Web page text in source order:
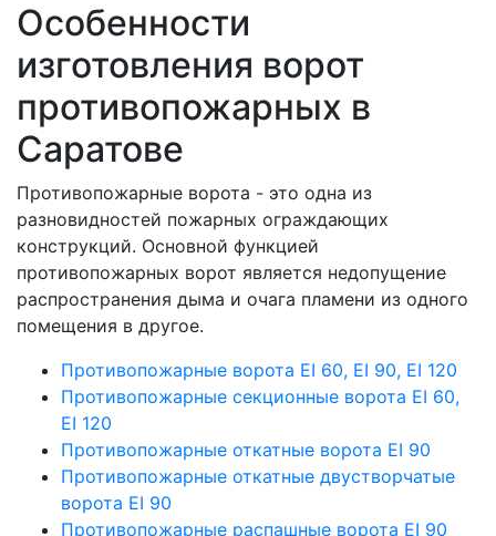
Особенности
изготовления ворот
противопожарных в
Саратове
Противопожарные ворота - это одна из
разновидностей пожарных ограждающих
конструкций. Основной функцией
противопожарных ворот является недопущение
распространения дыма и очага пламени из одного
помещения в другое.
Противопожарные ворота EI 60, EI 90, EI 120
Противопожарные секционные ворота EI 60,
EI 120
Противопожарные откатные ворота EI 90
Противопожарные откатные двустворчатые
ворота EI 90
Противопожарные распашные ворота EI 90